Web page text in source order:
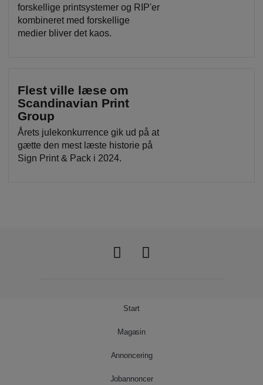
forskellige printsystemer og RIP'er
kombineret med forskellige
medier bliver det kaos.
Flest ville læse om
Scandinavian Print
Group
Årets julekonkurrence gik ud på at
gætte den mest læste historie på
Sign Print & Pack i 2024.
Start
Magasin
Annoncering
Jobannoncer